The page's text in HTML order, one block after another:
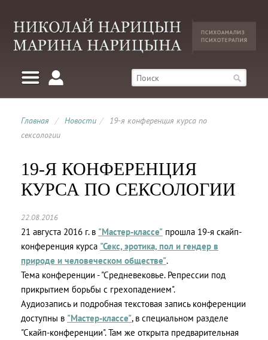
Главная / Новости /
19-я конференция курса по
сексологии
19-Я КОНФЕРЕНЦИЯ
КУРСА ПО СЕКСОЛОГИИ
22.08.2016
21 августа 2016 г. в "Мастер-классе" прошла 19-я скайп-
конференция курса "Секс, эротика, пол и гендер в
природе и человеческом обществе".
Тема конференции - "Средневековье. Репрессии под
прикрытием борьбы с грехопадением".
Аудиозапись и подробная текстовая запись конференции
доступны в "Мастер-классе", в специальном разделе
"Скайп-конференции". Там же открыта предварительная